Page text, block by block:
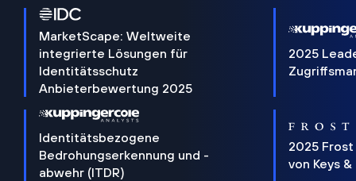
MarketScape: Weltweite
integrierte Lösungen für
Identitätsschutz
Anbieterbewertung 2025
2025
Identitätsbezogene
Bedrohungserkennung und -
abwehr (ITDR)
2025 Frost
von Keys